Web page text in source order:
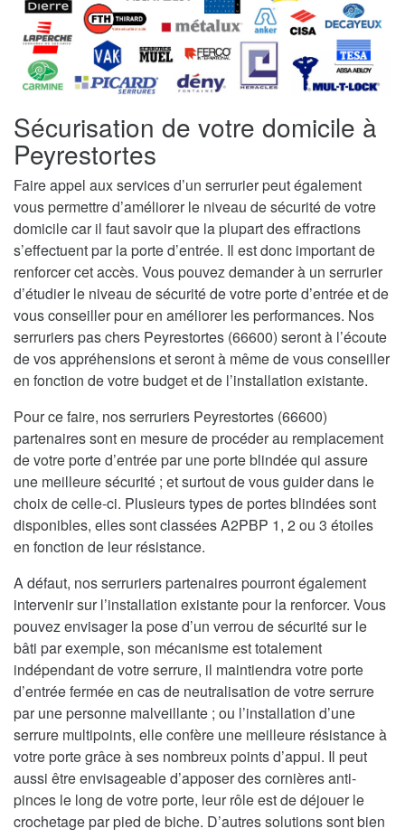
Sécurisation de votre domicile à
Peyrestortes
Faire appel aux services d’un serrurier peut également
vous permettre d’améliorer le niveau de sécurité de votre
domicile car il faut savoir que la plupart des effractions
s’effectuent par la porte d’entrée. Il est donc important de
renforcer cet accès. Vous pouvez demander à un serrurier
d’étudier le niveau de sécurité de votre porte d’entrée et de
vous conseiller pour en améliorer les performances. Nos
serruriers pas chers Peyrestortes (66600) seront à l’écoute
de vos appréhensions et seront à même de vous conseiller
en fonction de votre budget et de l’installation existante.
Pour ce faire, nos serruriers Peyrestortes (66600)
partenaires sont en mesure de procéder au remplacement
de votre porte d’entrée par une porte blindée qui assure
une meilleure sécurité ; et surtout de vous guider dans le
choix de celle-ci. Plusieurs types de portes blindées sont
disponibles, elles sont classées A2PBP 1, 2 ou 3 étoiles
en fonction de leur résistance.
A défaut, nos serruriers partenaires pourront également
intervenir sur l’installation existante pour la renforcer. Vous
pouvez envisager la pose d’un verrou de sécurité sur le
bâti par exemple, son mécanisme est totalement
indépendant de votre serrure, il maintiendra votre porte
d’entrée fermée en cas de neutralisation de votre serrure
par une personne malveillante ; ou l’installation d’une
serrure multipoints, elle confère une meilleure résistance à
votre porte grâce à ses nombreux points d’appui. Il peut
aussi être envisageable d’apposer des cornières anti-
pinces le long de votre porte, leur rôle est de déjouer le
crochetage par pied de biche. D’autres solutions sont bien